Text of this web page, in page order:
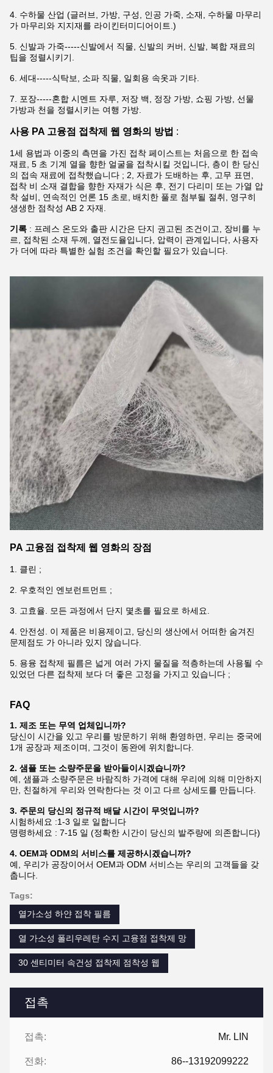
접촉
접촉: Mr. LIN
전화: 86--13192099222
4. 수하물 산업 (글러브, 가방, 구성, 인공 가죽, 소재, 수하물 마무리
가 마무리와 지지재를 라이킨터미디어이트.)
5. 신발과 가죽-----신발에서 직물, 신발의 커버, 신발, 복합 재료의
팁을 정렬시키기.
6. 세대-----식탁보, 소파 직물, 일회용 속옷과 기타.
7. 포장-----혼합 시멘트 자루, 저장 백, 정장 가방, 쇼핑 가방, 선물
가방과 천을 정렬시키는 여행 가방.
사용 PA 고융점 접착제 웹 영화의 방법 :
1세 용법과 이중의 측면을 가진 접착 페이스트는 처음으로 한 접속
재료, 5 초 기계 열을 향한 얼굴을 접착시킬 것입니다, 층이 한 당신
의 접속 재료에 접착했습니다 ; 2, 자료가 도배하는 후, 고무 표면,
접착 비 소재 결합을 향한 자재가 식은 후, 전기 다리미 또는 가열 압
착 설비, 연속적인 언론 15 초로, 배치한 풀로 첨부될 절취, 영구히
생생한 점착성 AB 2 자재.
기록 : 프레스 온도와 출판 시간은 단지 권고된 조건이고, 장비를 누
르, 접착된 소재 두께, 열전도율입니다, 압력이 관계입니다, 사용자
가 더에 따라 특별한 실험 조건을 확인할 필요가 있습니다.
PA 고융점 접착제 웹 영화의 장점
1. 클린 ;
2. 우호적인 엔보런트먼트 ;
3. 고효율. 모든 과정에서 단지 몇초를 필요로 하세요.
4. 안전성. 이 제품은 비용제이고, 당신의 생산에서 어떠한 숨겨진
문제점도 가 아니라 있지 않습니다.
5. 용융 접착제 필름은 넓게 여러 가지 물질을 적층하는데 사용될 수
있었던 다른 접착제 보다 더 좋은 고정을 가지고 있습니다 ;
FAQ
1. 제조 또는 무역 업체입니까?
당신이 시간을 있고 우리를 방문하기 위해 환영하면, 우리는 중국에
1개 공장과 제조이며, 그것이 동완에 위치합니다.
2. 샘플 또는 소량주문을 받아들이시겠습니까?
예, 샘플과 소량주문은 바람직하 가격에 대해 우리에 의해 미안하지
만, 친절하게 우리와 연락한다는 것 이고 다르 상세도를 만듭니다.
3. 주문의 당신의 정규적 배달 시간이 무엇입니까?
시험하세요 :1-3 일로 일합니다
명령하세요 : 7-15 일 (정확한 시간이 당신의 발주량에 의존합니다)
4. OEM과 ODM의 서비스를 제공하시겠습니까?
예, 우리가 공장이어서 OEM과 ODM 서비스는 우리의 고객들을 갖
춥니다.
Tags:
열가소성 하얀 접착 필름
열 가소성 폴리우레탄 수지 고융점 접착제 망
30 센티미터 속건성 접착제 점착성 웹